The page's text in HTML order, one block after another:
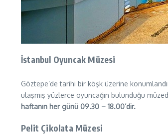
İstanbul Oyuncak Müzesi
Göztepe’de tarihi bir köşk üzerine
ulaşmış yüzlerce oyuncağın bulunduğu
haftanın her günü 09.30 – 18.00’dir.
Pelit Çikolata Müzesi